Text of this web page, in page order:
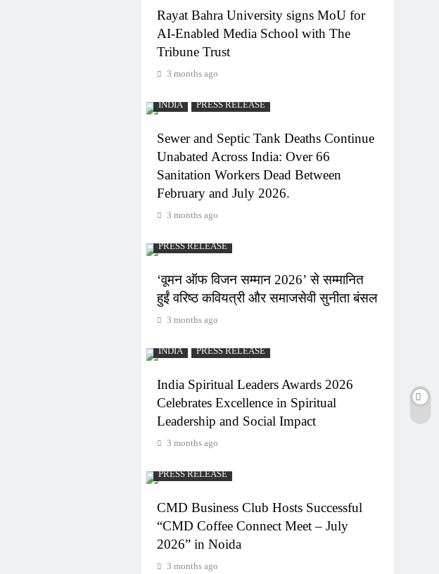
Rayat Bahra University signs MoU for
AI-Enabled Media School with The
Tribune Trust
3 months ago
INDIA PRESS RELEASE
Sewer and Septic Tank Deaths Continue
Unabated Across India: Over 66
Sanitation Workers Dead Between
February and July 2026.
3 months ago
PRESS RELEASE
‘वूमन ऑफ विजन सम्मान 2026’ से सम्मानित
हुईं वरिष्ठ कवियत्री और समाजसेवी सुनीता बंसल
3 months ago
INDIA PRESS RELEASE
India Spiritual Leaders Awards 2026
Celebrates Excellence in Spiritual
Leadership and Social Impact
3 months ago
PRESS RELEASE
CMD Business Club Hosts Successful
“CMD Coffee Connect Meet – July
2026” in Noida
3 months ago